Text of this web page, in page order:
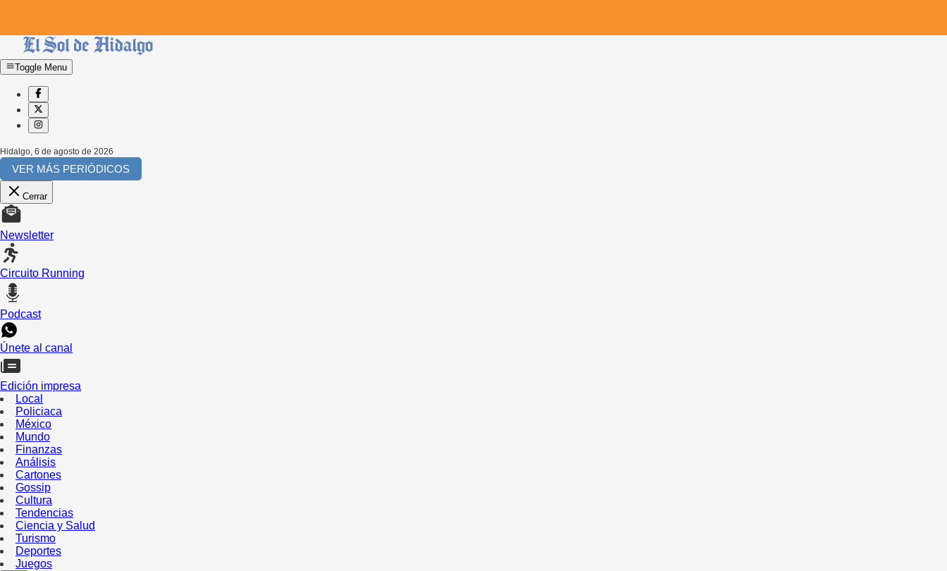
Toggle Menu
Hidalgo, 6 de agosto de 2026
VER MÁS PERIÓDICOS
Cerrar
Newsletter
Circuito Running
Podcast
Únete al canal
Edición impresa
Local
Policiaca
México
Mundo
Finanzas
Análisis
Cartones
Gossip
Cultura
Tendencias
Ciencia y Salud
Turismo
Deportes
Juegos